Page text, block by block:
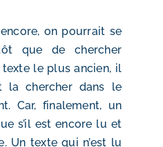
on pourrait se
que de chercher
texte le plus ancien, il
la chercher dans le
Car, finalement, un
s’il est encore lu et
Un texte qui n’est lu